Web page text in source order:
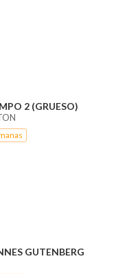
2 (GRUESO)
GUTENBERG